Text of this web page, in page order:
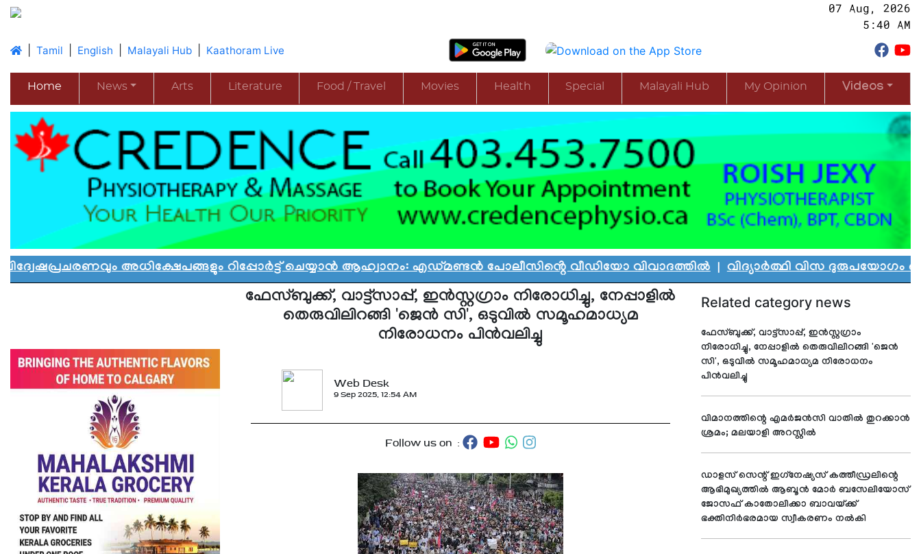
07 Aug, 2026
5:40 AM
|Tamil English Malayali Hub Kaathoram Live
Home News Arts Literature Food / Travel Movies Health Special Malayali Hub My Opinion Videos
അധിക്ഷേപങ്ങളും റിപ്പോർട്ട് ചെയ്യാൻ ആഹ്വാനം: എഡ്മണ്ടൻ പോലീസിൻ്റെ വീഡിയോ വിവാദത്തിൽ|വിദ്യാർത്ഥി വിസ ദുരുപയോഗം ചെയ്ത്
ഫേസ്ബുക്ക്, വാട്ട്സാപ്പ്, ഇൻസ്റ്റഗ്രാം നിരോധിച്ചു, നേപ്പാളിൽ
തെരുവിലിറങ്ങി 'ജെൻ സി', ഒടുവിൽ സമൂഹമാധ്യമ
നിരോധനം പിൻവലിച്ചു
Web Desk
9 Sep 2025, 12:54 AM
Follow us on :
Related category news
ഫേസ്ബുക്ക്, വാട്ട്സാപ്പ്, ഇൻസ്റ്റഗ്രാം
നിരോധിച്ചു, നേപ്പാളിൽ തെരുവിലിറങ്ങി 'ജെൻ
സി', ഒടുവിൽ സമൂഹമാധ്യമ നിരോധനം
പിൻവലിച്ചു
വിമാനത്തിന്റെ എമര്‍ജന്‍സി വാതില്‍ തുറക്കാന്‍
ശ്രമം; മലയാളി അറസ്റ്റില്‍
ഡാളസ് സെന്റ് ഇഗ്‌നേഷ്യസ് കത്തീഡ്രലിന്റെ
ആഭിമുഖ്യത്തില്‍ ആബൂന്‍ മോര്‍ ബസേലിയോസ്
ജോസഫ് കാതോലിക്കാ ബാവയ്ക്ക്
ഭക്തിനിര്‍ഭരമായ സ്വീകരണം നല്‍കി